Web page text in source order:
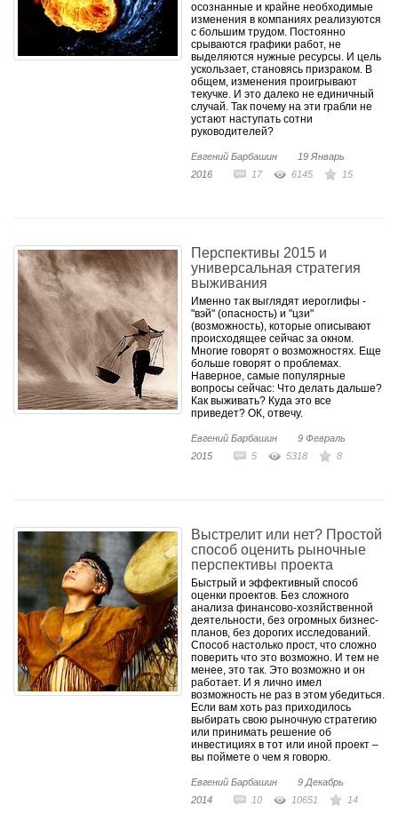
осознанные и крайне необходимые
изменения в компаниях реализуются
с большим трудом. Постоянно
срываются графики работ, не
выделяются нужные ресурсы. И цель
ускользает, становясь призраком. В
общем, изменения проигрывают
текучке. И это далеко не единичный
случай. Так почему на эти грабли не
устают наступать сотни
руководителей?
Евгений Барбашин
19 Январь
2016
17 6145 15
Перспективы 2015 и
универсальная стратегия
выживания
Именно так выглядят иероглифы -
"вэй" (опасность) и "цзи"
(возможность), которые описывают
происходящее сейчас за окном.
Многие говорят о возможностях. Еще
больше говорят о проблемах.
Наверное, самые популярные
вопросы сейчас: Что делать дальше?
Как выживать? Куда это все
приведет? ОК, отвечу.
Евгений Барбашин
9 Февраль
2015
5 5318 8
Выстрелит или нет? Простой
способ оценить рыночные
перспективы проекта
Быстрый и эффективный способ
оценки проектов. Без сложного
анализа финансово-хозяйственной
деятельности, без огромных бизнес-
планов, без дорогих исследований.
Способ настолько прост, что сложно
поверить что это возможно. И тем не
менее, это так. Это возможно и он
работает. И я лично имел
возможность не раз в этом убедиться.
Если вам хоть раз приходилось
выбирать свою рыночную стратегию
или принимать решение об
инвестициях в тот или иной проект –
вы поймете о чем я говорю.
Евгений Барбашин
9 Декабрь
2014
10 10651 14